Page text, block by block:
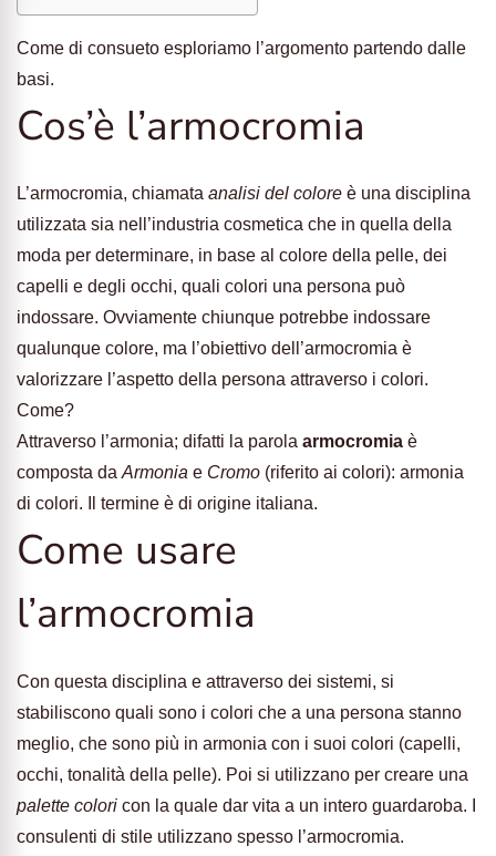
Come di consueto esploriamo l’argomento partendo dalle
basi.
Cos’è l’armocromia
L’armocromia, chiamata analisi del colore è una disciplina
utilizzata sia nell’industria cosmetica che in quella della
moda per determinare, in base al colore della pelle, dei
capelli e degli occhi, quali colori una persona può
indossare. Ovviamente chiunque potrebbe indossare
qualunque colore, ma l’obiettivo dell’armocromia è
valorizzare l’aspetto della persona attraverso i colori.
Come?
Attraverso l’armonia; difatti la parola armocromia è
composta da Armonia e Cromo (riferito ai colori): armonia
di colori. Il termine è di origine italiana.
Come usare
l’armocromia
Con questa disciplina e attraverso dei sistemi, si
stabiliscono quali sono i colori che a una persona stanno
meglio, che sono più in armonia con i suoi colori (capelli,
occhi, tonalità della pelle). Poi si utilizzano per creare una
palette colori con la quale dar vita a un intero guardaroba. I
consulenti di stile utilizzano spesso l’armocromia.